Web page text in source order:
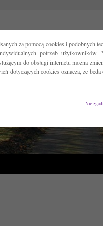
za pomocą cookies i podobnych
potrzeb użytkowników.
do obsługi internetu można
dotyczących cookies oznacza, że będą
Nie